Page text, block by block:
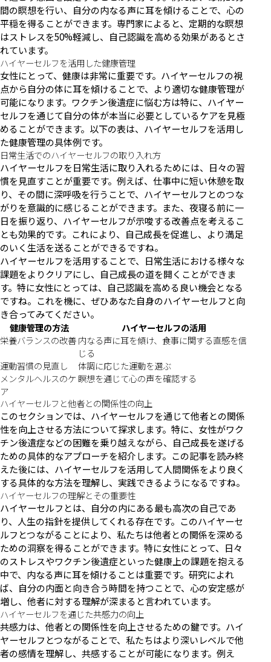
間の瞑想を行い、自分の内なる声に耳を傾けることで、心の
平穏を得ることができます。専門家によると、定期的な瞑想
はストレスを50%軽減し、自己認識を高める効果があるとさ
れています。
ハイヤーセルフを活用した健康管理
女性にとって、健康は非常に重要です。ハイヤーセルフの視
点から自分の体に耳を傾けることで、より適切な健康管理が
可能になります。ワクチン後遺症に悩む方は特に、ハイヤー
セルフを通じて自分の体が本当に必要としているケアを見極
めることができます。以下の表は、ハイヤーセルフを活用し
た健康管理の具体例です。
日常生活でのハイヤーセルフの取り入れ方
ハイヤーセルフを日常生活に取り入れるためには、日々の習
慣を見直すことが重要です。例えば、仕事中に短い休憩を取
り、その間に深呼吸を行うことで、ハイヤーセルフとのつな
がりを意識的に感じることができます。また、夜寝る前に一
日を振り返り、ハイヤーセルフが示唆する改善点を考えるこ
とも効果的です。これにより、自己成長を促進し、より満足
のいく生活を送ることができるですね。
ハイヤーセルフを活用することで、日常生活における様々な
課題をよりクリアにし、自己成長の道を開くことができま
す。特に女性にとっては、自己認識を高める良い機会となる
ですね。これを機に、ぜひあなた自身のハイヤーセルフと向
き合ってみてください。
健康管理の方法
ハイヤーセルフの活用
栄養バランスの改善内なる声に耳を傾け、食事に関する直感を信
じる
運動習慣の見直し
体調に応じた運動を選ぶ
メンタルヘルスのケ
ア
瞑想を通じて心の声を確認する
ハイヤーセルフと他者との関係性の向上
このセクションでは、ハイヤーセルフを通じて他者との関係
性を向上させる方法について探求します。特に、女性がワク
チン後遺症などの困難を乗り越えながら、自己成長を遂げる
ための具体的なアプローチを紹介します。この記事を読み終
えた後には、ハイヤーセルフを活用して人間関係をより良く
する具体的な方法を理解し、実践できるようになるですね。
ハイヤーセルフの理解とその重要性
ハイヤーセルフとは、自分の内にある最も高次の自己であ
り、人生の指針を提供してくれる存在です。このハイヤーセ
ルフとつながることにより、私たちは他者との関係を深める
ための洞察を得ることができます。特に女性にとって、日々
のストレスやワクチン後遺症といった健康上の課題を抱える
中で、内なる声に耳を傾けることは重要です。研究によれ
ば、自分の内面と向き合う時間を持つことで、心の安定感が
増し、他者に対する理解が深まると言われています。
ハイヤーセルフを通じた共感力の向上
共感力は、他者との関係性を向上させるための鍵です。ハイ
ヤーセルフとつながることで、私たちはより深いレベルで他
者の感情を理解し、共感することが可能になります。例え